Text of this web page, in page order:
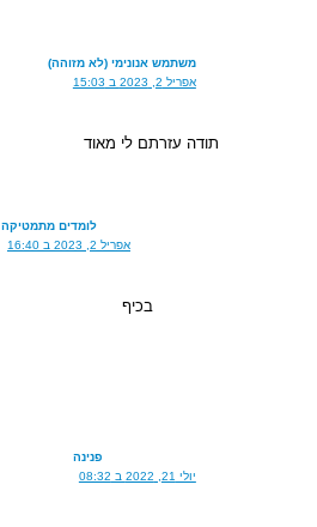
משתמש אנונימי (לא מזוהה)
אפריל 2, 2023 ב 15:03
תודה עזרתם לי מאוד
לומדים מתמטיקה
אפריל 2, 2023 ב 16:40
בכיף
פנינה
יולי 21, 2022 ב 08:32